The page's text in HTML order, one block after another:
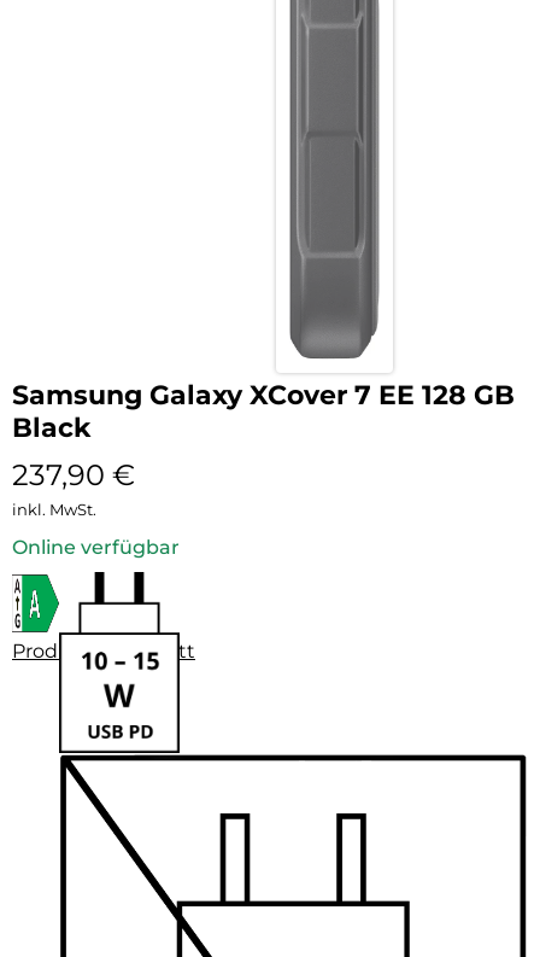
Samsung Galaxy XCover 7 EE 128 GB
Black
237,90 €
inkl. MwSt.
Online verfügbar
Produktdatenblatt